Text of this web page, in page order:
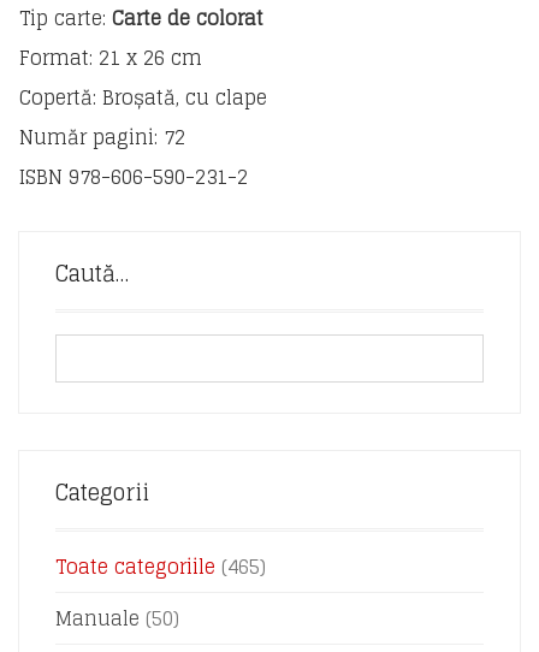
Tip carte: Carte de colorat
Format: 21 x 26 cm
Copertă: Broșată, cu clape
Număr pagini: 72
ISBN 978-606-590-231-2
Caută…
Categorii
Toate categoriile (465)
Manuale (50)